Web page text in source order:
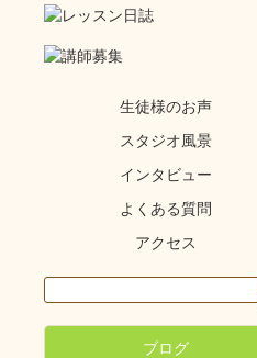
生徒様のお声
スタジオ風景
インタビュー
よくある質問
アクセス
ブログ